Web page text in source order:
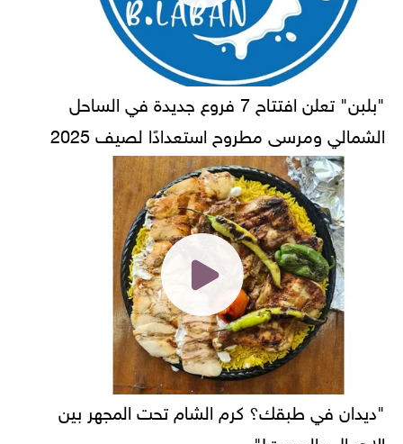
"بلبن" تعلن افتتاح 7 فروع جديدة في الساحل
الشمالي ومرسى مطروح استعدادًا لصيف 2025
"ديدان في طبقك؟ كرم الشام تحت المجهر بين